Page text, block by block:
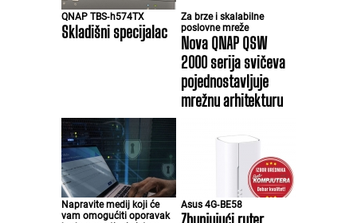
QNAP TBS‑h574TX
Skladišni specijalac
Za brze i skalabilne
poslovne mreže
Nova QNAP QSW
2000 serija svičeva
pojednostavljuje
mrežnu arhitekturu
Napravite medij koji će
vam omogućiti oporavak
Asus 4G‑BE58